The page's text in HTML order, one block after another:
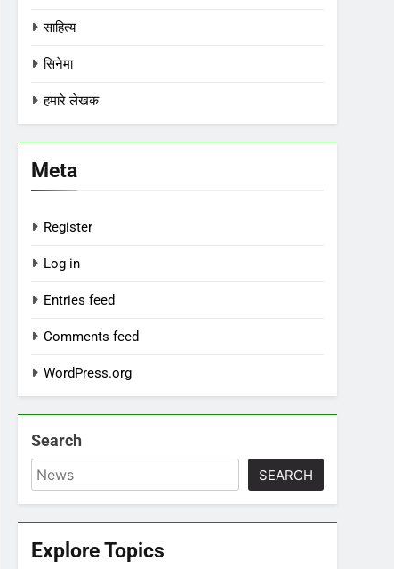
साहित्य
सिनेमा
हमारे लेखक
Meta
Register
Log in
Entries feed
Comments feed
WordPress.org
Search
SEARCH
Explore Topics